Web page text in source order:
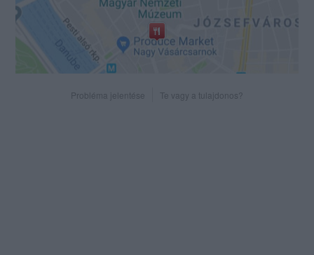
A nyár folyamán a Kálvin térre néző
utcai teraszon; illetve egy meghitt belső
kerthelyiségben várjuk szeretettel
vendégeinket.
megtalálhatóak a nemzetközi és a
Probléma jelentése Te vagy a tulajdonos?